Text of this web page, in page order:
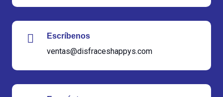
Escríbenos
ventas@disfraceshappys.com